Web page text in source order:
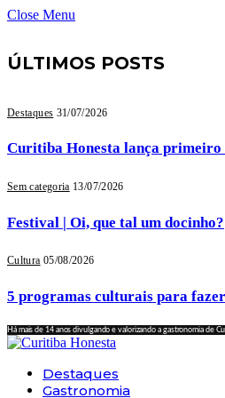
Close Menu
ÚLTIMOS POSTS
Destaques 31/07/2026
Curitiba Honesta lança primeiro
Sem categoria 13/07/2026
Festival | Oi, que tal um docinho?
Cultura 05/08/2026
5 programas culturais para
Há mais de 14 anos divulgando e valorizando a gastronomia de
Destaques
Gastronomia